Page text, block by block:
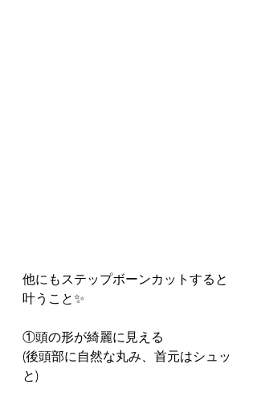
他にもステップボーンカットすると
叶うこと✨
①頭の形が綺麗に見える
(後頭部に自然な丸み、首元はシュッ
と)